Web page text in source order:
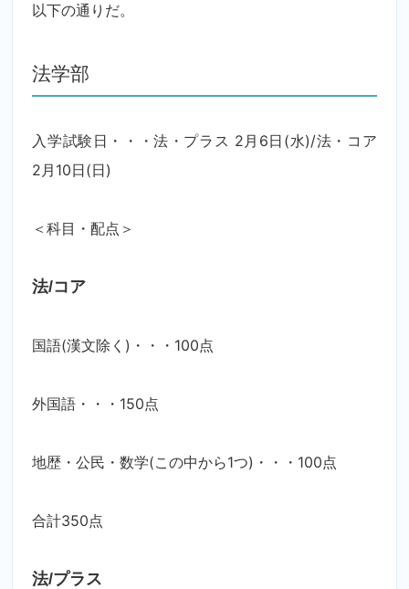
以下の通りだ。
法学部
入学試験日・・・法・プラス 2月6日(水)/法・コア
2月10日(日)
＜科目・配点＞
法/コア
国語(漢文除く)・・・100点
外国語・・・150点
地歴・公民・数学(この中から1つ)・・・100点
合計350点
法/プラス